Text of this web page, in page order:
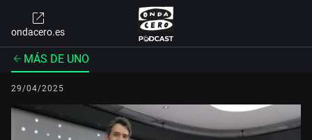
ondacero.es
MÁS DE UNO
29/04/2025